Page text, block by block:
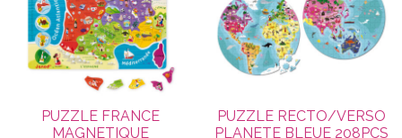
PUZZLE FRANCE
MAGNETIQUE
PUZZLE RECTO/VERSO
PLANETE BLEUE 208PCS